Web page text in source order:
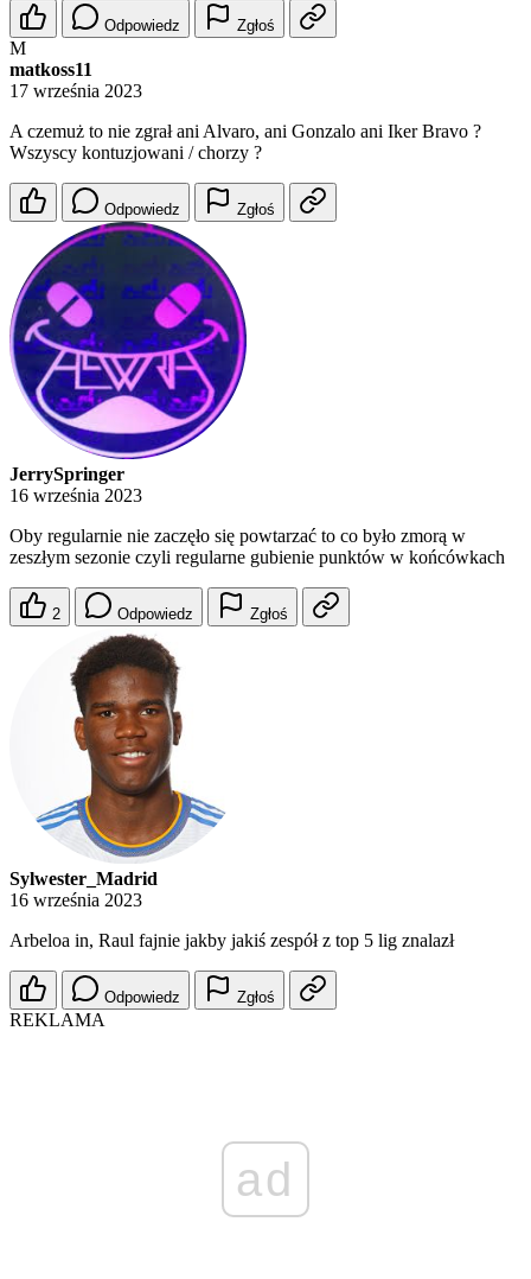
Odpowiedz Zgłoś
M
matkoss11
17 września 2023
A czemuż to nie zgrał ani Alvaro, ani Gonzalo ani Iker Bravo ?
Wszyscy kontuzjowani / chorzy ?
Odpowiedz Zgłoś
JerrySpringer
16 września 2023
Oby regularnie nie zaczęło się powtarzać to co było zmorą w
zeszłym sezonie czyli regularne gubienie punktów w końcówkach
2 Odpowiedz Zgłoś
Sylwester_Madrid
16 września 2023
Arbeloa in, Raul fajnie jakby jakiś zespół z top 5 lig znalazł
Odpowiedz Zgłoś
REKLAMA
ad